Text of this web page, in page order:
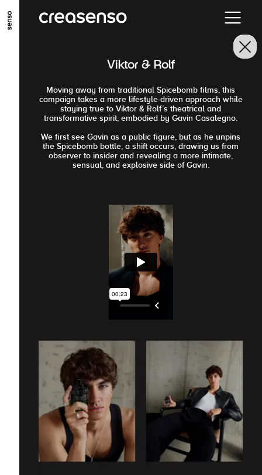
ALLER AU CONTENU PRINCIPAL
ALLER EN BAS DE PAGEViktor & Rolf
Moving away from traditional Spicebomb films, this
campaign takes a more lifestyle-driven approach while
staying true to Viktor & Rolf’s theatrical and
transformative spirit, embodied by Gavin Casalegno.
We first see Gavin as a public figure, but as he unpins
the Spicebomb bottle, a shift occurs, drawing us from
observer to insider and revealing a more intimate,
sensual, and explosive side of Gavin.